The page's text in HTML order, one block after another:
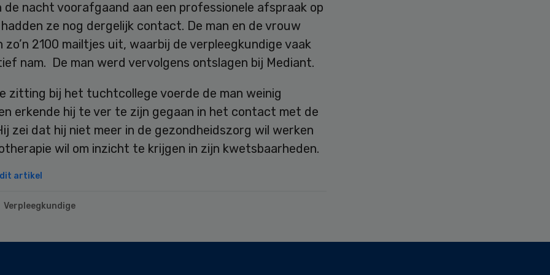
de nacht voorafgaand aan een professionele afspraak op
ze nog dergelijk contact. De man en de vrouw
zo’n 2100 mailtjes uit, waarbij de verpleegkundige vaak
nam. De man werd vervolgens ontslagen bij Mediant.
zitting bij het tuchtcollege voerde de man weinig
erkende hij te ver te zijn gegaan in het contact met de
zei dat hij niet meer in de gezondheidszorg wil werken
wil om inzicht te krijgen in zijn kwetsbaarheden.
artikel
Verpleegkundige